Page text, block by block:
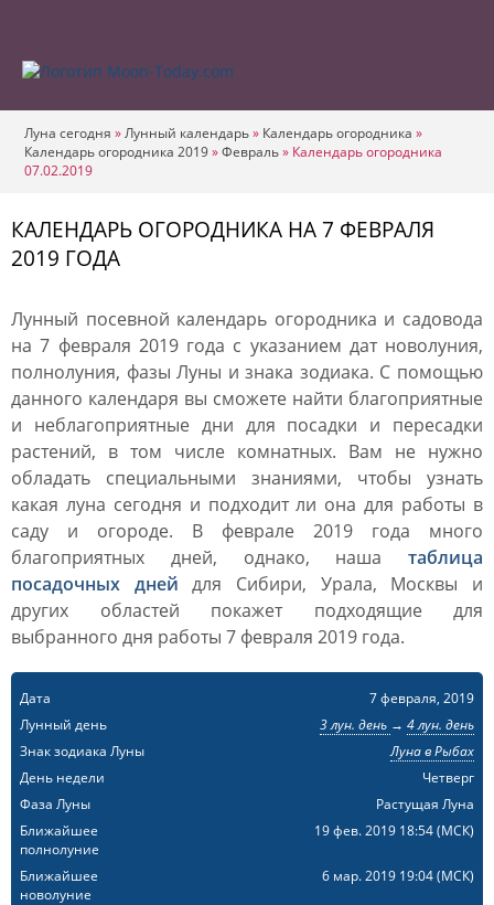
Луна сегодня »Лунный календарь» Календарь огородника »
Календарь огородника 2019»Февраль» Календарь огородника
07.02.2019
КАЛЕНДАРЬ ОГОРОДНИКА НА 7 ФЕВРАЛЯ
2019 ГОДА
Лунный посевной календарь огородника и садовода
на 7 февраля 2019 года с указанием дат новолуния,
полнолуния, фазы Луны и знака зодиака. С помощью
данного календаря вы сможете найти благоприятные
и неблагоприятные дни для посадки и пересадки
растений, в том числе комнатных. Вам не нужно
обладать специальными знаниями, чтобы узнать
какая луна сегодня и подходит ли она для работы в
саду и огороде. В феврале 2019 года много
благоприятных дней, однако, наша таблица
посадочных дней для Сибири, Урала, Москвы и
других областей покажет подходящие для
выбранного дня работы 7 февраля 2019 года.
Дата
7 февраля, 2019
Лунный день
3 лун. день → 4 лун. день
Знак зодиака Луны
Луна в Рыбах
День недели
Четверг
Фаза Луны
Растущая Луна
Ближайшее
полнолуние
19 фев. 2019 18:54(МСК)
Ближайшее
новолуние
6 мар. 2019 19:04(МСК)